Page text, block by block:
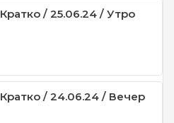
Кратко / 25.06.24 / Утро
Кратко / 24.06.24 / Вечер